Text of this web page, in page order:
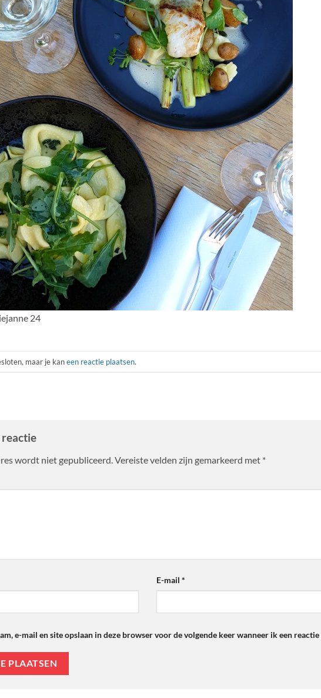
24
maar je kaneen reactie plaatsen.
reactie
wordt niet gepubliceerd.Vereiste velden zijn gemarkeerd met *
E-mail*
e-mail en site opslaan in deze browser voor de volgende keer wanneer ik een reactie